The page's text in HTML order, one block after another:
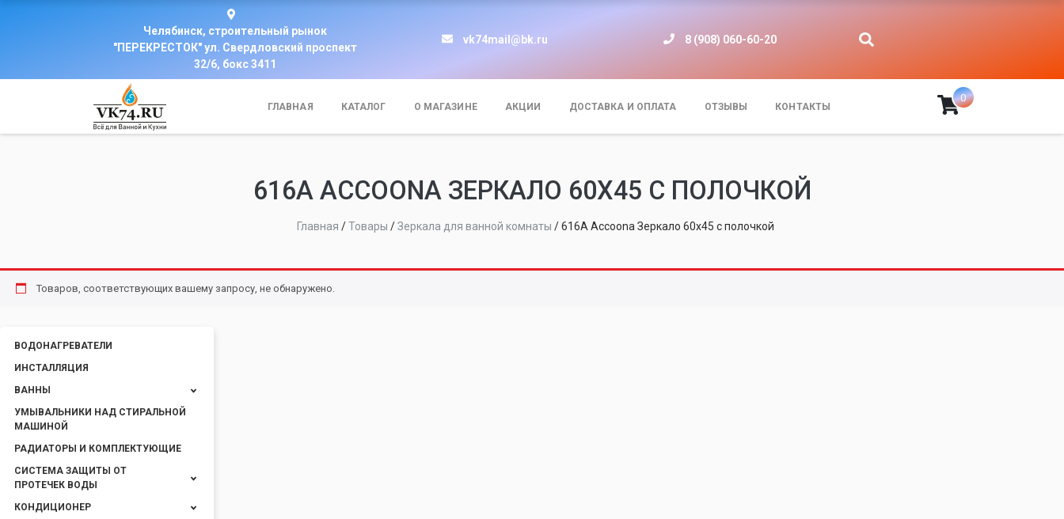
Челябинск, строительный рынок
"ПЕРЕКРЕСТОК" ул. Свердловский проспект
32/6, бокс 3411
vk74mail@bk.ru 8 (908) 060-60-20
ГЛАВНАЯ КАТАЛОГ О МАГАЗИНЕ АКЦИИ ДОСТАВКА И ОПЛАТА ОТЗЫВЫ КОНТАКТЫ
0
616А ACCOONA ЗЕРКАЛО 60X45 С ПОЛОЧКОЙ
Главная /Товары /Зеркала для ванной комнаты /616А Accoona Зеркало 60x45 с полочкой
Товаров, соответствующих вашему запросу, не обнаружено.
ВОДОНАГРЕВАТЕЛИ
ИНСТАЛЛЯЦИЯ
ВАННЫ
УМЫВАЛЬНИКИ НАД СТИРАЛЬНОЙ
МАШИНОЙ
РАДИАТОРЫ И КОМПЛЕКТУЮЩИЕ
СИСТЕМА ЗАЩИТЫ ОТ
ПРОТЕЧЕК ВОДЫ
КОНДИЦИОНЕР